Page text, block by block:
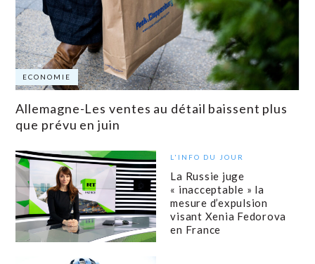
ECONOMIE
Allemagne-Les ventes au détail baissent plus
que prévu en juin
L'INFO DU JOUR
La Russie juge
« inacceptable » la
mesure d’expulsion
visant Xenia Fedorova
en France